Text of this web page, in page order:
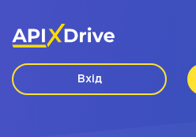
Вхід